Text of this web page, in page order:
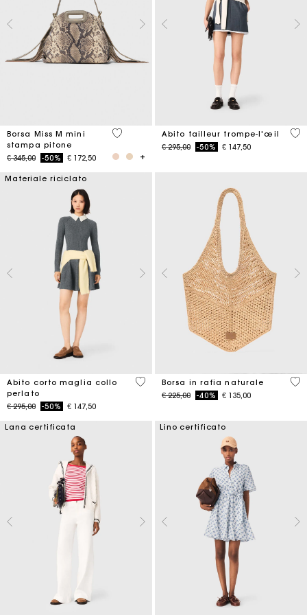
Borsa Miss M mini
stampa pitone
Price reduced from
€ 345,00to-50% € 172,50
3,5 out of 5 Customer Rating
Abito tailleur trompe-l'œil
Price reduced from
€ 295,00to-50% € 147,50
4
Materiale riciclato
Abito corto maglia collo
perlato
Price reduced from
€ 295,00to-50% € 147,50
3,3 out of 5 Customer Rating
Borsa in rafia naturale
Price reduced from
€ 225,00to-40% € 135,00
3,7
Lana certificata Lino certificato